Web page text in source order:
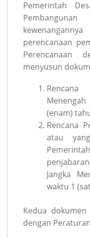
Pemerintah
perencanaan
Perencanaan
menyusun
(enam)
Rencana
atau
Jangka
waktu 1
Kedua
dengan